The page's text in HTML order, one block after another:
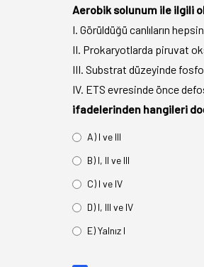
Aerobik solunum ile ilgili
I. Görüldüğü canlıların
II. Prokaryotlarda piruvat
III. Substrat düzeyinde
IV. ETS evresinde önce
ifadelerinden hangileri
A) I ve III
B) I, II ve III
C) I ve IV
D) I, III ve IV
E) Yalnız I